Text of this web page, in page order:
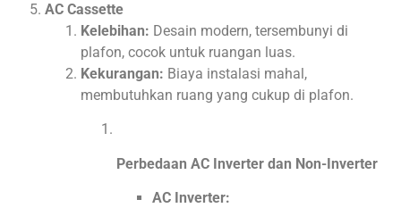
AC Cassette
Kelebihan: Desain modern, tersembunyi di
plafon, cocok untuk ruangan luas.
Kekurangan: Biaya instalasi mahal,
membutuhkan ruang yang cukup di plafon.
Perbedaan AC Inverter dan Non-Inverter
AC Inverter: